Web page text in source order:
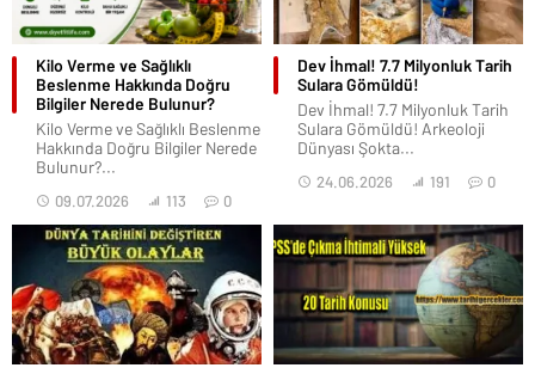
Kilo Verme ve Sağlıklı
Beslenme Hakkında Doğru
Bilgiler Nerede Bulunur?
Kilo Verme ve Sağlıklı Beslenme
Hakkında Doğru Bilgiler Nerede
Bulunur?...
09.07.2026 113 0
Dev İhmal! 7.7 Milyonluk Tarih
Sulara Gömüldü!
Dev İhmal! 7.7 Milyonluk Tarih
Sulara Gömüldü! Arkeoloji
Dünyası Şokta...
24.06.2026 191 0